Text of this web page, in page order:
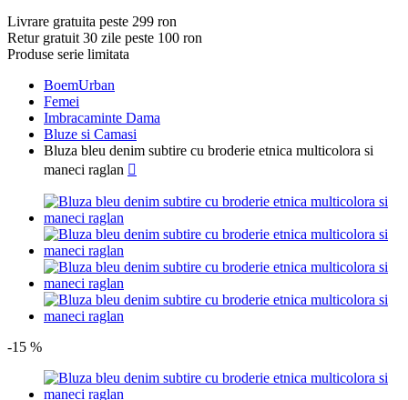
Livrare gratuita peste 299 ron
Retur gratuit 30 zile peste 100 ron
Produse serie limitata
BoemUrban
Femei
Imbracaminte Dama
Bluze si Camasi
Bluza bleu denim subtire cu broderie etnica multicolora si
maneci raglan 
-15 %